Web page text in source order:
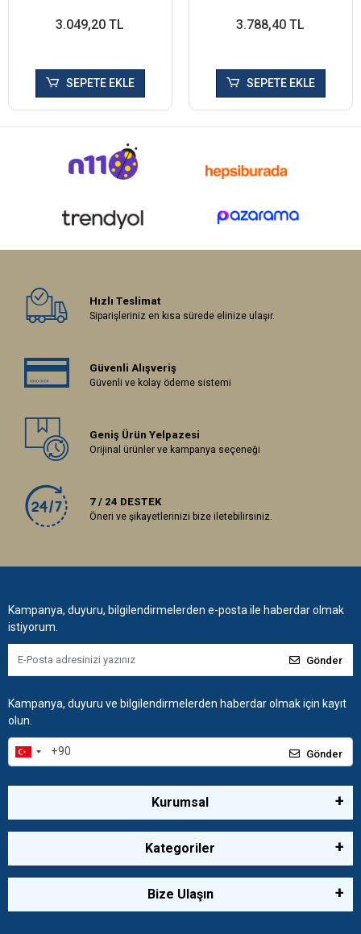
3.049,20 TL
SEPETE EKLE
3.788,40 TL
SEPETE EKLE
Hızlı Teslimat
Siparişleriniz en kısa sürede elinize ulaşır.
Güvenli Alışveriş
Güvenli ve kolay ödeme sistemi
Geniş Ürün Yelpazesi
Orijinal ürünler ve kampanya seçeneği
7 / 24 DESTEK
Öneri ve şikayetlerinizi bize iletebilirsiniz.
Kampanya, duyuru, bilgilendirmelerden e-posta ile haberdar olmak
istiyorum.
Gönder
Kampanya, duyuru ve bilgilendirmelerden haberdar olmak için kayıt
olun.
Gönder
Kurumsal
Kategoriler
Bize Ulaşın